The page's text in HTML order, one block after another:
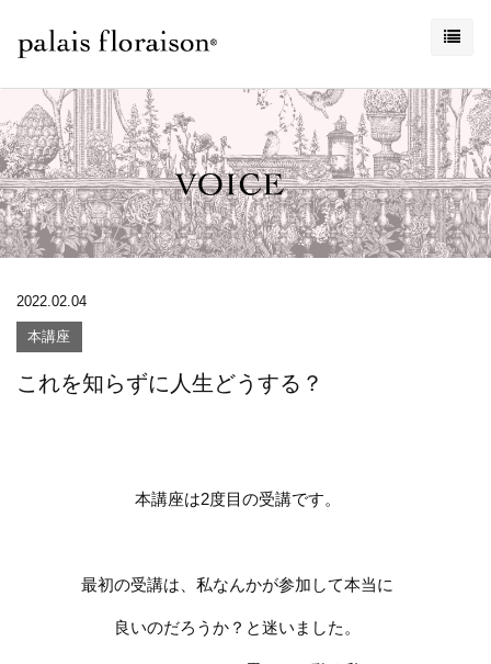
2022.02.04
本講座
これを知らずに人生どうする？
本講座は2度目の受講です。
最初の受講は、私なんかが参加して本当に
良いのだろうか？と迷いました。